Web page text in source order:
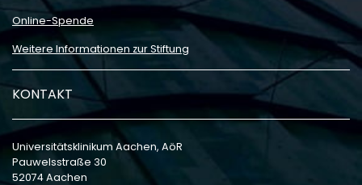
Online-Spende
Weitere Informationen zur Stiftung
KONTAKT
Universitätsklinikum Aachen, AöR
Pauwelsstraße 30
52074 Aachen